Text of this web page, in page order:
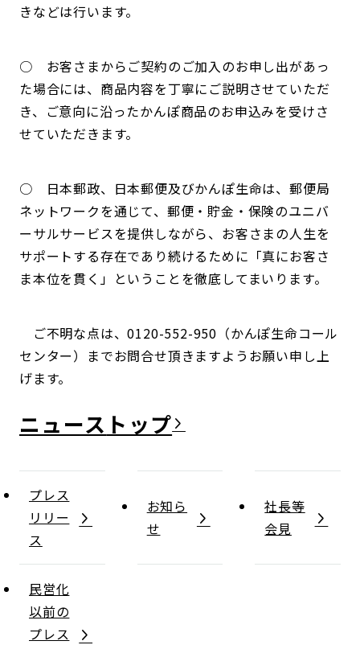
きなどは行います。
○ お客さまからご契約のご加入のお申し出があっ
た場合には、商品内容を丁寧にご説明させていただ
き、ご意向に沿ったかんぽ商品のお申込みを受けさ
せていただきます。
○ 日本郵政、日本郵便及びかんぽ生命は、郵便局
ネットワークを通じて、郵便・貯金・保険のユニバ
ーサルサービスを提供しながら、お客さまの人生を
サポートする存在であり続けるために「真にお客さ
ま本位を貫く」ということを徹底してまいります。
ご不明な点は、0120-552-950（かんぽ生命コール
センター）までお問合せ頂きますようお願い申し上
げます。
ニュース
プレス
リリー
ス
お知ら
せ
社長等
会見
民営化
以前の
プレス